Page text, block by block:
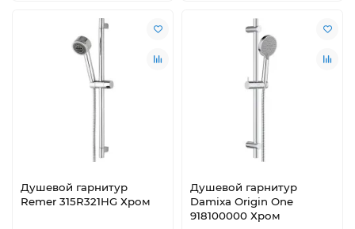
Душевой гарнитур
Remer 315R321HG Хром
Душевой гарнитур
Damixa Origin One
918100000 Хром